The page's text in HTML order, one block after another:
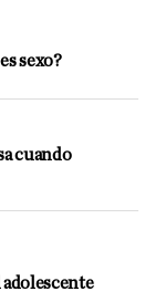
sexo?
cuando
adolescente